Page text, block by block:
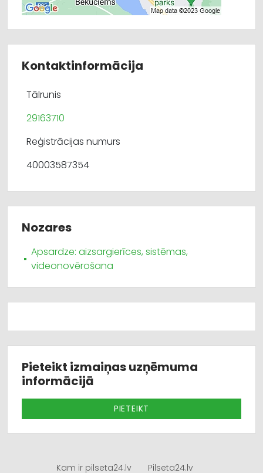
Kontaktinformācija
Tālrunis
29163710
Reģistrācijas numurs
40003587354
Nozares
Apsardze: aizsargierīces, sistēmas,
videonovērošana
Pieteikt izmaiņas uzņēmuma
informācijā
PIETEIKT
Kam ir pilseta24.lv Pilseta24.lv